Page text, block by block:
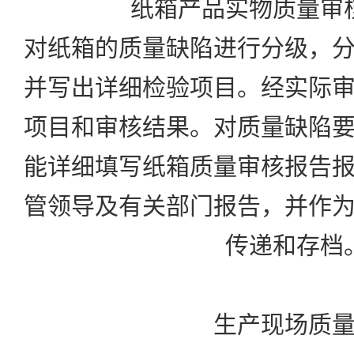
纸箱产品实物质量审
对纸箱的质量缺陷进行分级，
并写出详细检验项目。经实际
项目和审核结果。对质量缺陷
能详细填写纸箱质量审核报告
管领导及有关部门报告，并作
传递和存档
生产现场质